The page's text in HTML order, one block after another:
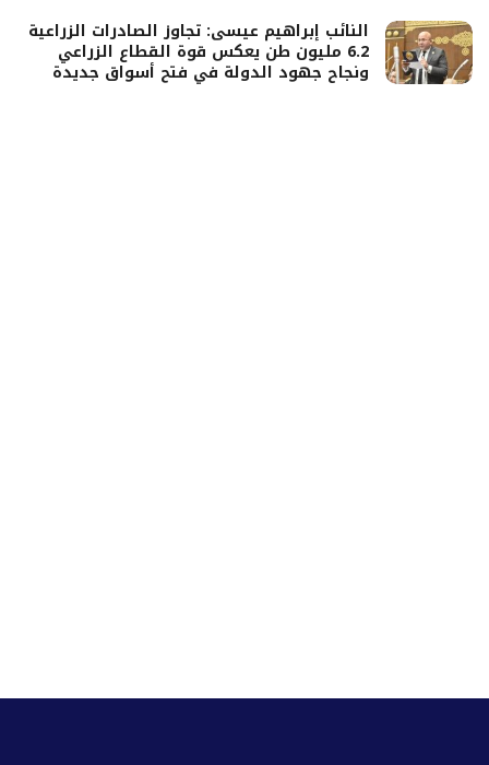
النائب إبراهيم عيسى: تجاوز الصادرات الزراعية
6.2 مليون طن يعكس قوة القطاع الزراعي
ونجاح جهود الدولة في فتح أسواق جديدة